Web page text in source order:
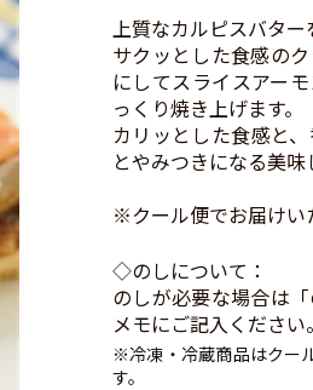
上質なカルピスバター
サクッとした食感の
にしてスライスアー
っくり焼き上げます。
カリッとした食感と
とやみつきになる美味
※クール便でお届けい
◇のしについて：
のしが必要な場合は
メモにご記入ください。
※冷凍・冷蔵商品はクー
す。